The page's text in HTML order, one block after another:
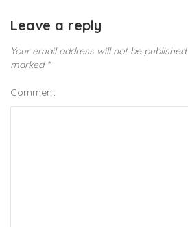
Leave a reply
Your email address will not be published.
marked *
Comment